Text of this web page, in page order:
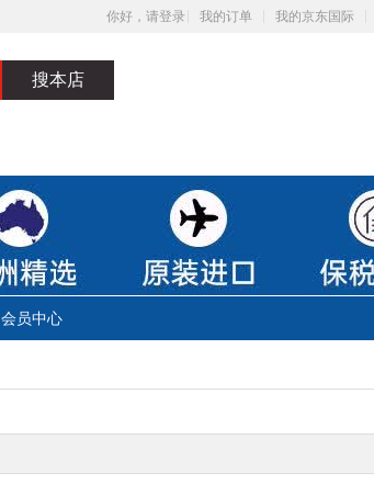
你好，请登录 我的订单 我的京东国际
搜本店
会员中心